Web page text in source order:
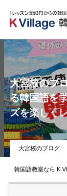
校舎案内
ご入校までの流
韓国語講師紹介
スケジュール
K Village韓国
大宮校のブ
る韓国語を
ズを楽しく
大宮校のブログ
韓国語教室なら K